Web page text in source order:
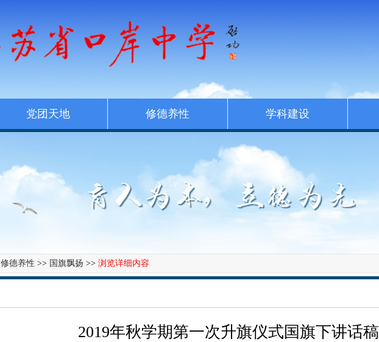
党团天地 修德养性 学科建设
修德养性 >> 国旗飘扬 >> 浏览详细内容
2019年秋学期第一次升旗仪式国旗下讲话稿